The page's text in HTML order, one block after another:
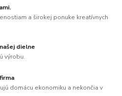
a širokej ponuke kreatívnych
dielne
výrobu.
domácu ekonomiku a nekončia v